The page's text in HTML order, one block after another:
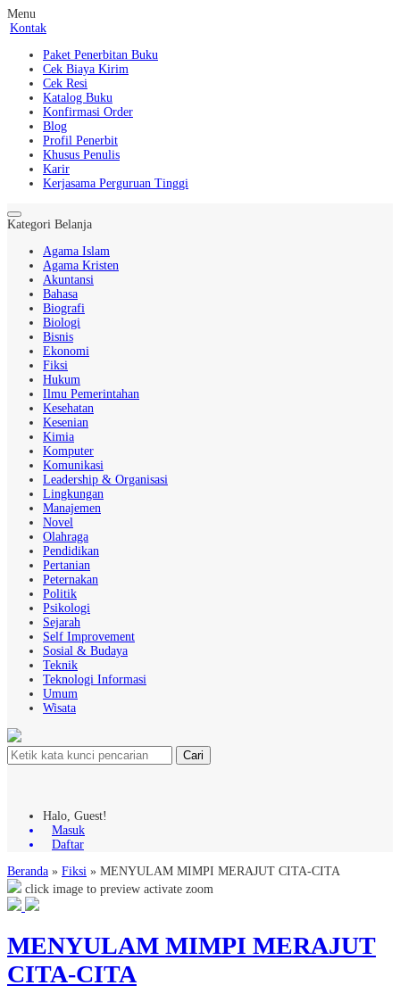
Menu
Kontak
Paket Penerbitan Buku
Cek Biaya Kirim
Cek Resi
Katalog Buku
Konfirmasi Order
Blog
Profil Penerbit
Khusus Penulis
Karir
Kerjasama Perguruan Tinggi
Kategori Belanja
Agama Islam
Agama Kristen
Akuntansi
Bahasa
Biografi
Biologi
Bisnis
Ekonomi
Fiksi
Hukum
Ilmu Pemerintahan
Kesehatan
Kesenian
Kimia
Komputer
Komunikasi
Leadership & Organisasi
Lingkungan
Manajemen
Novel
Olahraga
Pendidikan
Pertanian
Peternakan
Politik
Psikologi
Sejarah
Self Improvement
Sosial & Budaya
Teknik
Teknologi Informasi
Umum
Wisata
Cari
Halo, Guest!
Masuk
Daftar
Beranda » Fiksi » MENYULAM MIMPI MERAJUT CITA-CITA
click image to preview activate zoom
MENYULAM MIMPI MERAJUT
CITA-CITA